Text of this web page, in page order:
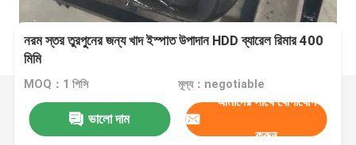
নরম স্তর তুরপুনের জন্য খাদ ইস্পাত উপাদান HDD ব্যারেল রিমার 400
মিমি
MOQ：1 পিসি মূল্য：negotiable
ভালো দাম
আমাদের সাথে যোগাযোগ
করুন